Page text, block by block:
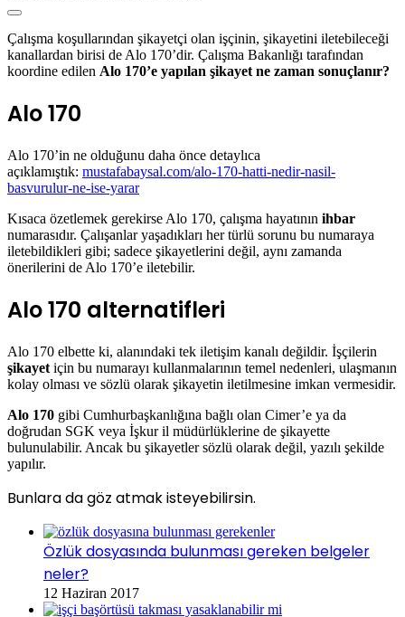
Çalışma koşullarından şikayetçi olan işçinin, şikayetini iletebileceği
kanallardan birisi de Alo 170’dir. Çalışma Bakanlığı tarafından
koordine edilen Alo 170’e yapılan şikayet ne zaman sonuçlanır?
Alo 170
Alo 170’in ne olduğunu daha önce detaylıca
açıklamıştık: mustafabaysal.com/alo-170-hatti-nedir-nasil-
basvurulur-ne-ise-yarar
Kısaca özetlemek gerekirse Alo 170, çalışma hayatının ihbar
numarasıdır. Çalışanlar yaşadıkları her türlü sorunu bu numaraya
iletebildikleri gibi; sadece şikayetlerini değil, aynı zamanda
önerilerini de Alo 170’e iletebilir.
Alo 170 alternatifleri
Alo 170 elbette ki, alanındaki tek iletişim kanalı değildir. İşçilerin
şikayet için bu numarayı kullanmalarının temel nedenleri, ulaşmanın
kolay olması ve sözlü olarak şikayetin iletilmesine imkan vermesidir.
Alo 170 gibi Cumhurbaşkanlığına bağlı olan Cimer’e ya da
doğrudan SGK veya İşkur il müdürlüklerine de şikayette
bulunulabilir. Ancak bu şikayetler sözlü olarak değil, yazılı şekilde
yapılır.
Bunlara da göz atmak isteyebilirsin.
Özlük dosyasında bulunması gereken belgeler
neler?
12 Haziran 2017